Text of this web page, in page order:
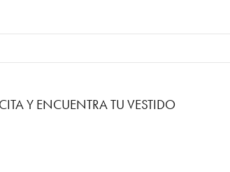
Y ENCUENTRA TU VESTIDO